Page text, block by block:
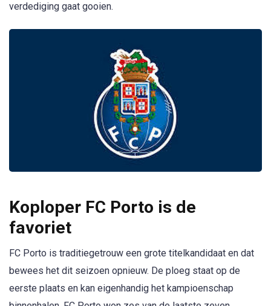
verdediging gaat gooien.
Koploper FC Porto is de
favoriet
FC Porto is traditiegetrouw een grote titelkandidaat en dat
bewees het dit seizoen opnieuw. De ploeg staat op de
eerste plaats en kan eigenhandig het kampioenschap